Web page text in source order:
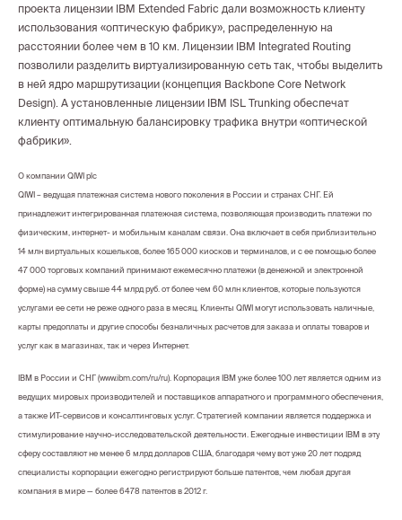
проекта лицензии IBM Extended Fabric дали возможность клиенту
использования «оптическую фабрику», распределенную на
расстоянии более чем в 10 км. Лицензии IBM Integrated Routing
позволили разделить виртуализированную сеть так, чтобы выделить
в ней ядро маршрутизации (концепция Backbone Core Network
Design). А установленные лицензии IBM ISL Trunking обеспечат
клиенту оптимальную балансировку трафика внутри «оптической
фабрики».
О компании QIWI plc
QIWI – ведущая платежная система нового поколения в России и странах СНГ. Ей
принадлежит интегрированная платежная система, позволяющая производить платежи по
физическим, интернет- и мобильным каналам связи. Она включает в себя приблизительно
14 млн виртуальных кошельков, более 165 000 киосков и терминалов, и с ее помощью более
47 000 торговых компаний принимают ежемесячно платежи (в денежной и электронной
форме) на сумму свыше 44 млрд руб. от более чем 60 млн клиентов, которые пользуются
услугами ее сети не реже одного раза в месяц. Клиенты QIWI могут использовать наличные,
карты предоплаты и другие способы безналичных расчетов для заказа и оплаты товаров и
услуг как в магазинах, так и через Интернет.
IBM в России и СНГ (www.ibm.com/ru/ru). Корпорация IBM уже более 100 лет является одним из
ведущих мировых производителей и поставщиков аппаратного и программного обеспечения,
а также ИТ-сервисов и консалтинговых услуг. Стратегией компании является поддержка и
стимулирование научно-исследовательской деятельности. Ежегодные инвестиции IBM в эту
сферу составляют не менее 6 млрд долларов США, благодаря чему вот уже 20 лет подряд
специалисты корпорации ежегодно регистрируют больше патентов, чем любая другая
компания в мире — более 6478 патентов в 2012 г.